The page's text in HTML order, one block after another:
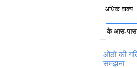
अधिक
के आस-पास
ओंठों की
समझना